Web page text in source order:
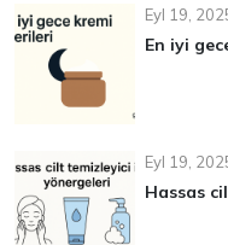
Eyl 19,
En iyi
Eyl 19,
Hassas